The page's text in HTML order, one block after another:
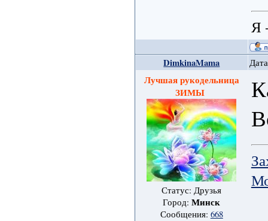
Я
DimkinaMama
Лучшая рукодельница
ЗИМЫ
Статус: Друзья
Город:Минск
Сообщения: 668